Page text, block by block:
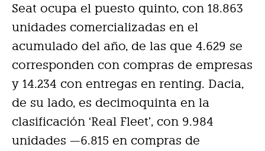
Seat ocupa el puesto quinto, con 18.863
unidades comercializadas en el
acumulado del año, de las que 4.629 se
corresponden con compras de empresas
y 14.234 con entregas en renting. Dacia,
de su lado, es decimoquinta en la
clasificación ‘Real Fleet’, con 9.984
unidades —6.815 en compras de